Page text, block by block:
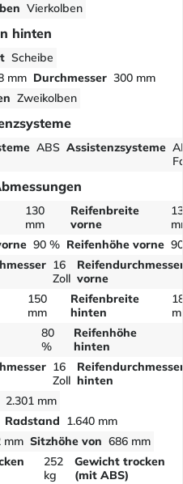
Vierkolben
hinten
Scheibe
mm Durchmesser 300 mm
Zweikolben
ABS Assistenzsysteme
130
mm
Reifenbreite
vorne
90 % Reifenhöhe vorne
16
Zoll vorne
150
mm
Reifenbreite
hinten
80
%
Reifenhöhe
hinten
16
Zoll hinten
2.301 mm
Radstand 1.640 mm
mm Sitzhöhe von 686 mm
252
kg
Gewicht trocken
(mit ABS)